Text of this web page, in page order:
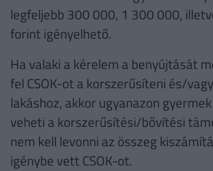
legfeljebb 300 000, 1 300 000,
forint igényelhető.
Ha valaki a kérelem a benyújtását
fel CSOK-ot a korszerűsíteni és/
lakáshoz, akkor ugyanazon
veheti a korszerűsítési/bővítési
nem kell levonni az összeg
igénybe vett CSOK-ot.